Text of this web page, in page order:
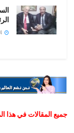
جميع المقالات في هذا